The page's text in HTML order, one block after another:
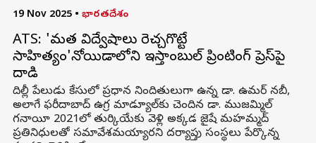
19 Nov 2025 • భారతదేశం
ATS: 'మత విద్వేషాలు రెచ్చగొట్టే
సాహిత్యం'నోయిడాలోని ఇస్తాంబుల్ ప్రింటింగ్ ప్రెస్‌పై
దాడి
దిల్లీ పేలుడు కేసులో ప్రధాన నిందితులుగా ఉన్న డా. ఉమర్‌ నబీ,
అలాగే ఫరీదాబాద్‌ ఉగ్ర మాడ్యూల్‌కు చెందిన డా. ముజమ్మిల్‌
గనాయీ 2021లో తుర్కియేకు వెళ్లి అక్కడ జైషే మహమ్మద్‌
ప్రతినిధులతో సమావేశమయ్యారని దర్యాప్తు సంస్థలు పేర్కొన్న